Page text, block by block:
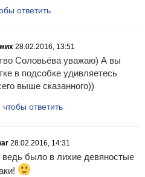
ответить
28.02.2016, 13:51
Соловьёва уважаю) А вы
в подсобке удивляетесь
выше сказанного))
ответить
28.02.2016, 14:31
ведь было в лихие девяностые